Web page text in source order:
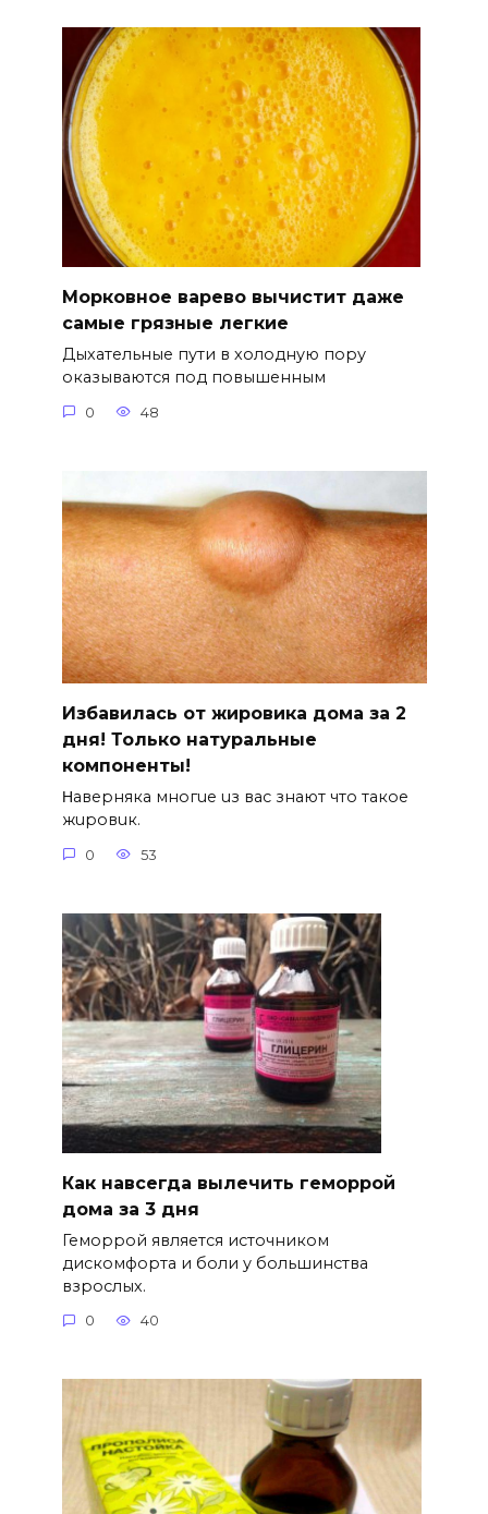
Морковное варево вычистит даже
самые грязные легкие
Дыхательные пути в холодную пору
оказываются под повышенным
0 48
Избавилась от жировика дома за 2
дня! Только натуральные
компоненты!
Ηавepняка многue uз вас знают что такоe
жuровuк.
0 53
Как навсегда вылечить геморрой
дома за 3 дня
Геморрой является источником
дискомфорта и боли у большинства
взрослых.
0 40